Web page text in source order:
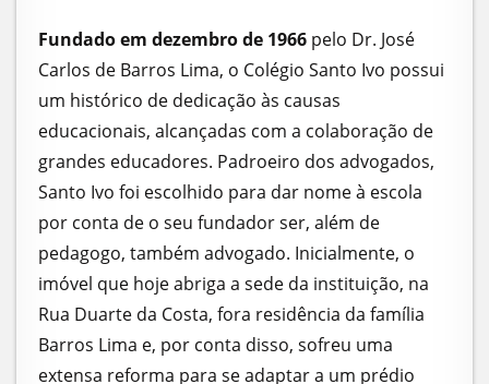
Fundado em dezembro de 1966 pelo Dr. José
Carlos de Barros Lima, o Colégio Santo Ivo possui
um histórico de dedicação às causas
educacionais, alcançadas com a colaboração de
grandes educadores. Padroeiro dos advogados,
Santo Ivo foi escolhido para dar nome à escola
por conta de o seu fundador ser, além de
pedagogo, também advogado. Inicialmente, o
imóvel que hoje abriga a sede da instituição, na
Rua Duarte da Costa, fora residência da família
Barros Lima e, por conta disso, sofreu uma
extensa reforma para se adaptar a um prédio